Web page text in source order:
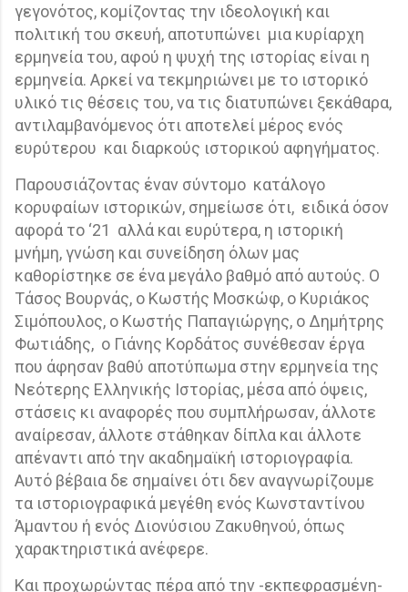
γεγονότος, κομίζοντας την ιδεολογική και
πολιτική του σκευή, αποτυπώνει μια κυρίαρχη
ερμηνεία του, αφού η ψυχή της ιστορίας είναι η
ερμηνεία. Αρκεί να τεκμηριώνει με το ιστορικό
υλικό τις θέσεις του, να τις διατυπώνει ξεκάθαρα,
αντιλαμβανόμενος ότι αποτελεί μέρος ενός
ευρύτερου και διαρκούς ιστορικού αφηγήματος.
Παρουσιάζοντας έναν σύντομο κατάλογο
κορυφαίων ιστορικών, σημείωσε ότι, ειδικά όσον
αφορά το ‘21 αλλά και ευρύτερα, η ιστορική
μνήμη, γνώση και συνείδηση όλων μας
καθορίστηκε σε ένα μεγάλο βαθμό από αυτούς. Ο
Τάσος Βουρνάς, ο Κωστής Μοσκώφ, ο Κυριάκος
Σιμόπουλος, ο Κωστής Παπαγιώργης, ο Δημήτρης
Φωτιάδης, ο Γιάνης Κορδάτος συνέθεσαν έργα
που άφησαν βαθύ αποτύπωμα στην ερμηνεία της
Νεότερης Ελληνικής Ιστορίας, μέσα από όψεις,
στάσεις κι αναφορές που συμπλήρωσαν, άλλοτε
αναίρεσαν, άλλοτε στάθηκαν δίπλα και άλλοτε
απέναντι από την ακαδημαϊκή ιστοριογραφία.
Αυτό βέβαια δε σημαίνει ότι δεν αναγνωρίζουμε
τα ιστοριογραφικά μεγέθη ενός Κωνσταντίνου
Άμαντου ή ενός Διονύσιου Ζακυθηνού, όπως
χαρακτηριστικά ανέφερε.
Και προχωρώντας πέρα από την -εκπεφρασμένη-